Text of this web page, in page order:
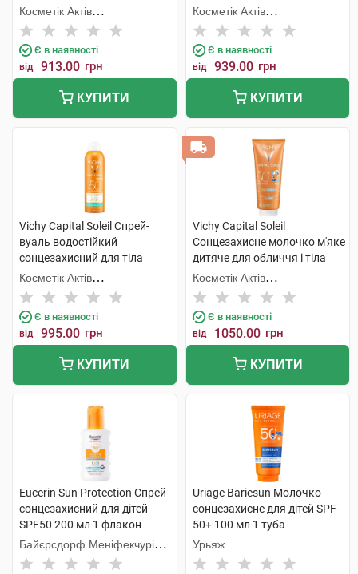
пісок для чутливої шкіри
дітей SPF50+ 200 мл 1
флакон
Косметік Актів
Інтернаціональ
Є в наявності
від 913.00 грн
КУПИТИ
шкіри дітей SPF50+ 200 мл 1
флакон
Косметік Актів
Інтернаціональ
Є в наявності
від 939.00 грн
КУПИТИ
Vichy Capital Soleil Спрей-
вуаль водостійкий
сонцезахисний для тіла
SPF50 200 мл 1 флакон
Косметік Актів
Інтернаціональ
Є в наявності
від 995.00 грн
КУПИТИ
Vichy Capital Soleil
Сонцезахисне молочко м'яке
дитяче для обличчя і тіла
SPF50 300 мл 1 туба
Косметік Актів
Інтернаціональ
Є в наявності
від 1050.00 грн
КУПИТИ
Eucerin Sun Protection Спрей
сонцезахисний для дітей
SPF50 200 мл 1 флакон
Байєрсдорф Меніфекчурінг
Познань
Uriage Bariesun Молочко
сонцезахисне для дітей SPF-
50+ 100 мл 1 туба
Урьяж